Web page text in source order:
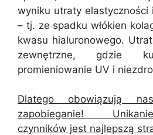
wyniku utraty elastyczności
– tj. ze spadku włókien
kwasu hialuronowego.
zewnętrzne, gdzie
promieniowanie UV i
Dlatego obowiązują
zapobieganie!
czynników jest najlepszą